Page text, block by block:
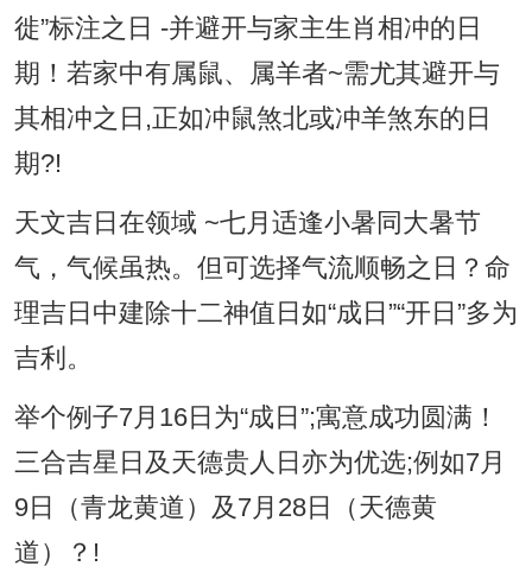
徙”标注之日 -并避开与家主生肖相冲的日
期！若家中有属鼠、属羊者~需尤其避开与
其相冲之日,正如冲鼠煞北或冲羊煞东的日
期?!
天文吉日在领域 ~七月适逢小暑同大暑节
气，气候虽热。但可选择气流顺畅之日？命
理吉日中建除十二神值日如“成日”“开日”多为
吉利。
举个例子7月16日为“成日”;寓意成功圆满！
三合吉星日及天德贵人日亦为优选;例如7月
9日（青龙黄道）及7月28日（天德黄
道）？!